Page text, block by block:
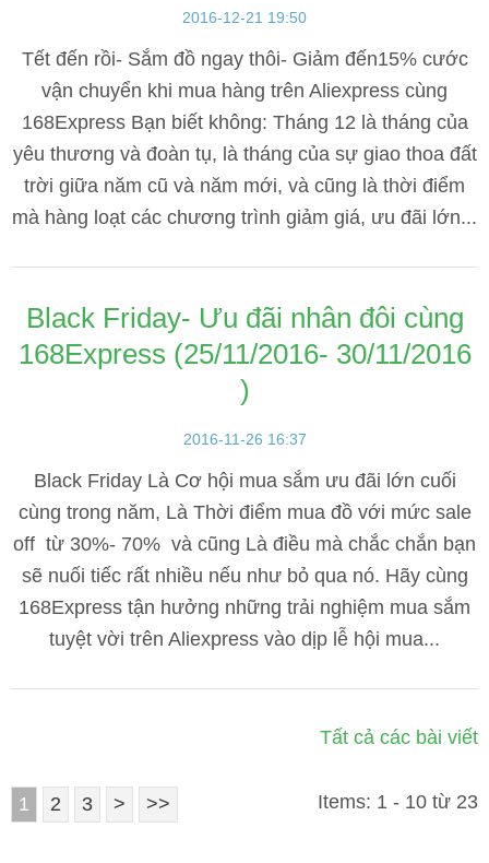
2016-12-21 19:50
Tết đến rồi- Sắm đồ ngay thôi- Giảm đến15% cước
vận chuyển khi mua hàng trên Aliexpress cùng
168Express Bạn biết không: Tháng 12 là tháng của
yêu thương và đoàn tụ, là tháng của sự giao thoa đất
trời giữa năm cũ và năm mới, và cũng là thời điểm
mà hàng loạt các chương trình giảm giá, ưu đãi lớn...
Black Friday- Ưu đãi nhân đôi cùng
168Express (25/11/2016- 30/11/2016
)
2016-11-26 16:37
Black Friday Là Cơ hội mua sắm ưu đãi lớn cuối
cùng trong năm, Là Thời điểm mua đồ với mức sale
off từ 30%- 70% và cũng Là điều mà chắc chắn bạn
sẽ nuối tiếc rất nhiều nếu như bỏ qua nó. Hãy cùng
168Express tận hưởng những trải nghiệm mua sắm
tuyệt vời trên Aliexpress vào dịp lễ hội mua...
Tất cả các bài viết
Items: 1 - 10 từ 23
1 2 3 > >>